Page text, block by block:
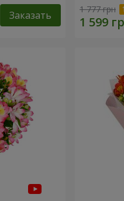
Заказать 1 777 грн